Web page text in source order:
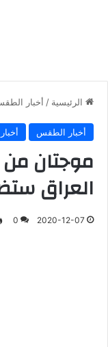
الرئيسية / أخبار
أخبار الطقس
موجتان من
العراق
2020-12-07
0